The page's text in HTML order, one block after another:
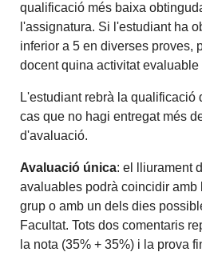
qualificació més baixa
l'assignatura. Si l'estudiant ha
inferior a 5 en diverses proves,
docent quina activitat evaluable
L'estudiant rebrà la qualificació
cas que no hagi entregat més
d'avaluació.
Avaluació única: el lliurament
avaluables podrà coincidir amb
grup o amb un dels dies
Facultat. Tots dos comentaris
la nota (35% + 35%) i la prova